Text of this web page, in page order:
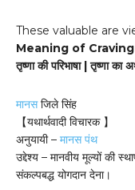
These valuable are
Meaning of
तृष्णा की परिभाषा | तृष्णा का
मानसजिले सिंह
【यथार्थवादी विचारक 】
अनुयायी – मानस पंथ
उद्देश्य – मानवीय मूल्यों की
संकल्पबद्ध योगदान देना।